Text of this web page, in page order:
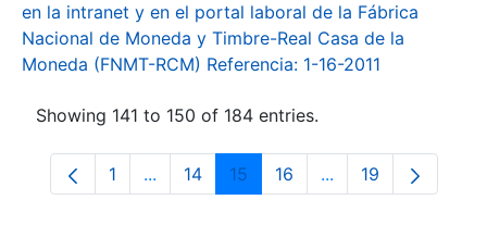
en la intranet y en el portal laboral de la Fábrica
Nacional de Moneda y Timbre-Real Casa de la
Moneda (FNMT-RCM) Referencia: 1-16-2011
Showing 141 to 150 of 184 entries.
Page
1 ...Intermediate Pages Use TAB to navigate.
Page
14 Page
15 Page
16 ...Intermediate
Page
19